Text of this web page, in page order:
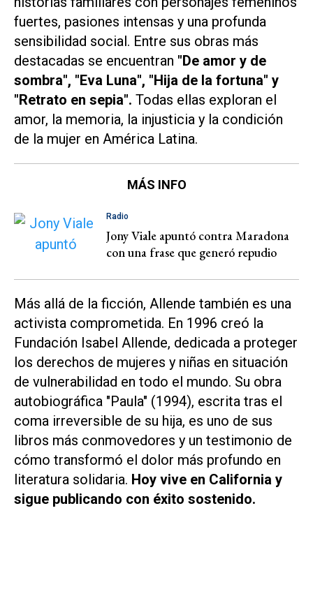
fuertes, pasiones intensas y una profunda
sensibilidad social. Entre sus obras más
destacadas se encuentran "De amor y de
sombra", "Eva Luna", "Hija de la fortuna" y
"Retrato en sepia". Todas ellas exploran el
amor, la memoria, la injusticia y la condición
de la mujer en América Latina.
MÁS INFO
Radio
Jony Viale apuntó contra Maradona
con una frase que generó repudio
Más allá de la ficción, Allende también es una
activista comprometida. En 1996 creó la
Fundación Isabel Allende, dedicada a proteger
los derechos de mujeres y niñas en situación
de vulnerabilidad en todo el mundo. Su obra
autobiográfica "Paula" (1994), escrita tras el
coma irreversible de su hija, es uno de sus
libros más conmovedores y un testimonio de
cómo transformó el dolor más profundo en
literatura solidaria. Hoy vive en California y
sigue publicando con éxito sostenido.